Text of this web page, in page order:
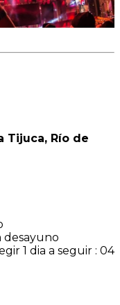
Tijuca, Río de
desayuno
1 dia a seguir : 04